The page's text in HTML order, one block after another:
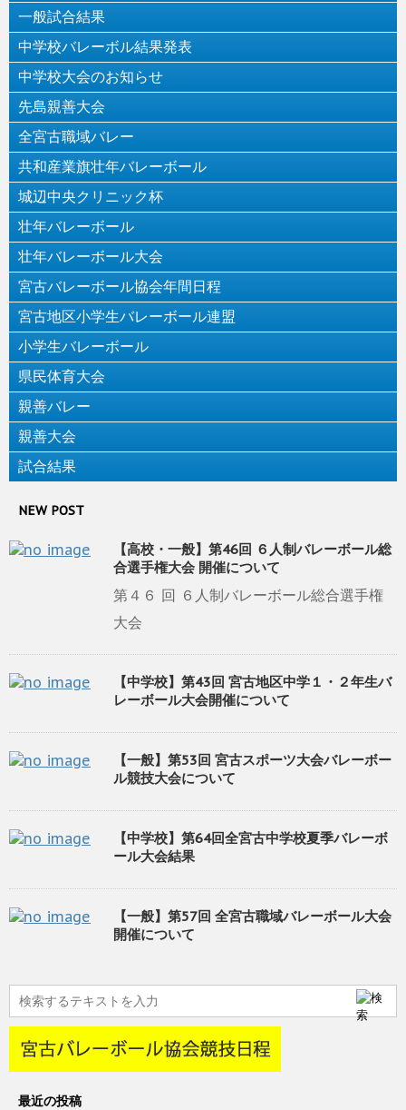
一般試合結果
中学校バレーボル結果発表
中学校大会のお知らせ
先島親善大会
全宮古職域バレー
共和産業旗壮年バレーボール
城辺中央クリニック杯
壮年バレーボール
壮年バレーボール大会
宮古バレーボール協会年間日程
宮古地区小学生バレーボール連盟
小学生バレーボール
県民体育大会
親善バレー
親善大会
試合結果
NEW POST
【高校・一般】第46回 ６人制バレーボール総
合選手権大会 開催について
第４６ 回 ６人制バレーボール総合選手権
大会
【中学校】第43回 宮古地区中学１・２年生バ
レーボール大会開催について
【一般】第53回 宮古スポーツ大会バレーボー
ル競技大会について
【中学校】第64回全宮古中学校夏季バレーボ
ール大会結果
【一般】第57回 全宮古職域バレーボール大会
開催について
最近の投稿